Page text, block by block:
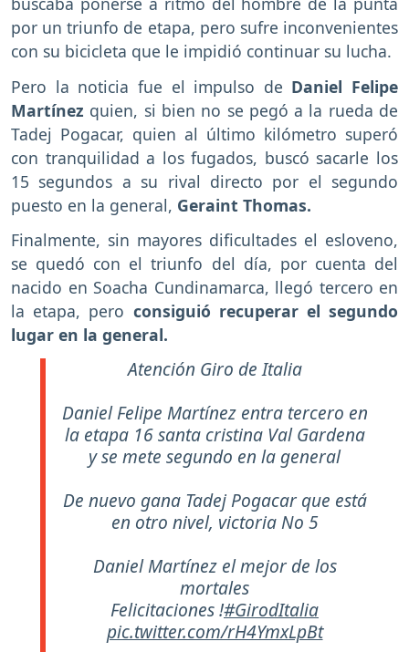
por un triunfo de etapa, pero sufre inconvenientes
con su bicicleta que le impidió continuar su lucha.
Pero la noticia fue el impulso de Daniel Felipe
Martínez quien, si bien no se pegó a la rueda de
Tadej Pogacar, quien al último kilómetro superó
con tranquilidad a los fugados, buscó sacarle los
15 segundos a su rival directo por el segundo
puesto en la general, Geraint Thomas.
Finalmente, sin mayores dificultades el esloveno,
se quedó con el triunfo del día, por cuenta del
nacido en Soacha Cundinamarca, llegó tercero en
la etapa, pero consiguió recuperar el segundo
lugar en la general.
Atención Giro de Italia
Daniel Felipe Martínez entra tercero en
la etapa 16 santa cristina Val Gardena
y se mete segundo en la general
De nuevo gana Tadej Pogacar que está
en otro nivel, victoria No 5
Daniel Martínez el mejor de los
mortales
Felicitaciones !#GirodItalia
pic.twitter.com/rH4YmxLpBt